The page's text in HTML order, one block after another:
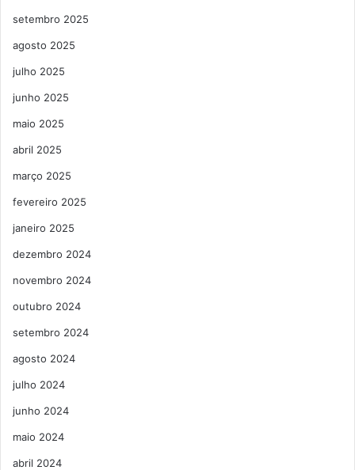
setembro 2025
agosto 2025
julho 2025
junho 2025
maio 2025
abril 2025
março 2025
fevereiro 2025
janeiro 2025
dezembro 2024
novembro 2024
outubro 2024
setembro 2024
agosto 2024
julho 2024
junho 2024
maio 2024
abril 2024